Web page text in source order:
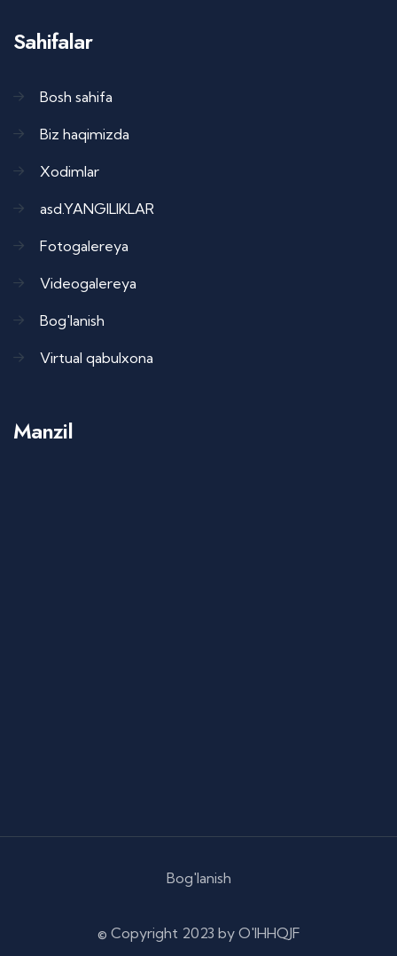
Sahifalar
Bosh sahifa
Biz haqimizda
Xodimlar
asd.YANGILIKLAR
Fotogalereya
Videogalereya
Bog'lanish
Virtual qabulxona
Manzil
© Copyright 2023 by O'IHHQJF
Bog'lanish